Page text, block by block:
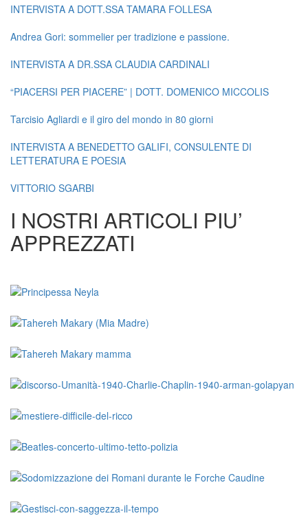
INTERVISTA A DOTT.SSA TAMARA FOLLESA
Andrea Gori: sommelier per tradizione e passione.
INTERVISTA A DR.SSA CLAUDIA CARDINALI
“PIACERSI PER PIACERE” | DOTT. DOMENICO MICCOLIS
Tarcisio Agliardi e il giro del mondo in 80 giorni
INTERVISTA A BENEDETTO GALIFI, CONSULENTE DI
LETTERATURA E POESIA
VITTORIO SGARBI
I NOSTRI ARTICOLI PIU’
APPREZZATI